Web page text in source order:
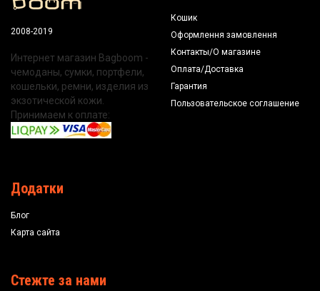
2008-2019
Интернет магазин Bagboom -
чемоданы, сумки, портфели,
кошельки, ремни, изделия из
экзотической кожи.
Принимаем к оплате:
Кошик
Оформлення замовлення
Контакты/О магазине
Оплата/Доставка
Гарантия
Пользовательское соглашение
Додатки
Блог
Карта сайта
Стежте за нами